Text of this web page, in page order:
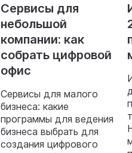
Сервисы для
небольшой
компании: как
собрать цифровой
офис
Сервисы для малого
бизнеса: какие
программы для ведения
бизнеса выбрать для
создания цифрового